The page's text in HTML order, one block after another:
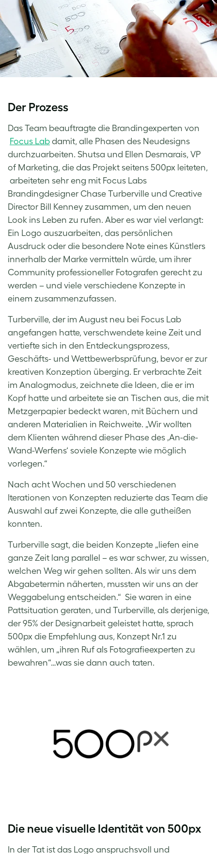
Der Prozess
Das Team beauftragte die Brandingexperten von
Focus Lab damit, alle Phasen des Neudesigns
durchzuarbeiten. Shutsa und Ellen Desmarais, VP
of Marketing, die das Projekt seitens 500px leiteten,
arbeiteten sehr eng mit Focus Labs
Brandingdesigner Chase Turberville und Creative
Director Bill Kenney zusammen, um den neuen
Look ins Leben zu rufen. Aber es war viel verlangt:
Ein Logo auszuarbeiten, das persönlichen
Ausdruck oder die besondere Note eines Künstlers
innerhalb der Marke vermitteln würde, um ihrer
Community professioneller Fotografen gerecht zu
werden – und viele verschiedene Konzepte in
einem zusammenzufassen.
Turberville, der im August neu bei Focus Lab
angefangen hatte, verschwendete keine Zeit und
vertiefte sich in den Entdeckungsprozess,
Geschäfts- und Wettbewerbsprüfung, bevor er zur
kreativen Konzeption überging. Er verbrachte Zeit
im Analogmodus, zeichnete die Ideen, die er im
Kopf hatte und arbeitete sie an Tischen aus, die mit
Metzgerpapier bedeckt waren, mit Büchern und
anderen Materialien in Reichweite. „Wir wollten
dem Klienten während dieser Phase des ‚An-die-
Wand-Werfens‘ soviele Konzepte wie möglich
vorlegen.“
Nach acht Wochen und 50 verschiedenen
Iterationen von Konzepten reduzierte das Team die
Auswahl auf zwei Konzepte, die alle gutheißen
konnten.
Turberville sagt, die beiden Konzepte „liefen eine
ganze Zeit lang parallel – es war schwer, zu wissen,
welchen Weg wir gehen sollten. Als wir uns dem
Abgabetermin näherten, mussten wir uns an der
Weggabelung entscheiden.“ Sie waren in eine
Pattsituation geraten, und Turberville, als derjenige,
der 95% der Designarbeit geleistet hatte, sprach
500px die Empfehlung aus, Konzept Nr.1 zu
wählen, um „ihren Ruf als Fotografieexperten zu
bewahren“…was sie dann auch taten.
Die neue visuelle Identität von 500px
In der Tat ist das Logo anspruchsvoll und